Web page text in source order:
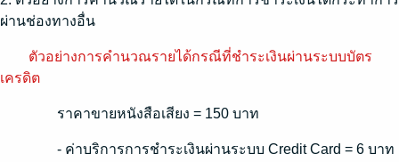
ผ่านช่องทางอื่น
ตัวอย่างการคำนวณรายได้กรณีที่ชำระเงินผ่านระบบบัตร
เครดิต
ราคาขายหนังสือเสียง = 150 บาท
- ค่าบริการการชำระเงินผ่านระบบ Credit Card = 6 บาท